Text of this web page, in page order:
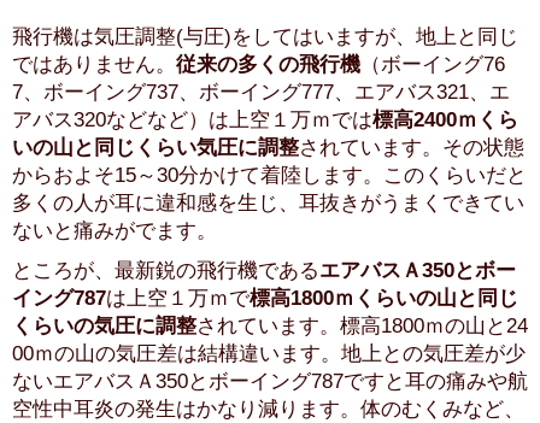
飛行機は気圧調整(与圧)をしてはいますが、地上と同じ
ではありません。 従来の多くの飛行機 （ボーイング76
7、ボーイング737、ボーイング777、エアバス321、エ
アバス320などなど）は上空１万ｍでは標高2400ｍくら
いの山と同じくらい気圧に調整されています。その状態
からおよそ15～30分かけて着陸します。このくらいだと
多くの人が耳に違和感を生じ、耳抜きがうまくできてい
ないと痛みがでます。
ところが、最新鋭の飛行機であるエアバスＡ350とボー
イング787は上空１万ｍで標高1800ｍくらいの山と同じ
くらいの気圧に調整されています。標高1800ｍの山と24
00ｍの山の気圧差は結構違います。地上との気圧差が少
ないエアバスＡ350とボーイング787ですと耳の痛みや航
空性中耳炎の発生はかなり減ります。体のむくみなど、